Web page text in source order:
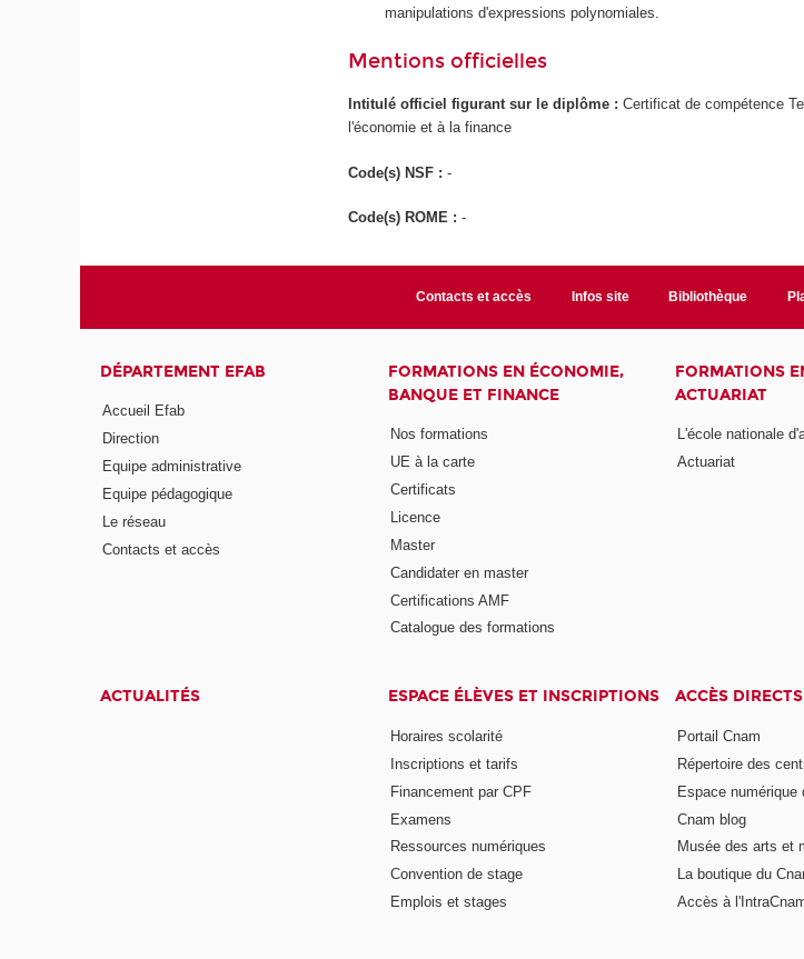
manipulations d'expressions polynomiales.
Mentions officielles
Intitulé officiel figurant sur le diplôme :Certificat de compétence
l'économie et à la finance
Code(s) NSF :-
Code(s) ROME :-
Contacts et accès Infos site Bibliothèque
DÉPARTEMENT EFAB
Accueil Efab
Direction
Equipe administrative
Equipe pédagogique
Le réseau
Contacts et accès
FORMATIONS EN ÉCONOMIE,
BANQUE ET FINANCE
Nos formations
UE à la carte
Certificats
Licence
Master
Candidater en master
Certifications AMF
Catalogue des formations
FORMATIONS
ACTUARIAT
L'école nationale
Actuariat
ACTUALITÉS ESPACE ÉLÈVES ET INSCRIPTIONS
Horaires scolarité
Inscriptions et tarifs
Financement par CPF
Examens
Ressources numériques
Convention de stage
Emplois et stages
ACCÈS DIRECTS
Portail Cnam
Répertoire des
Espace numérique
Cnam blog
Musée des arts et
La boutique du
Accès à